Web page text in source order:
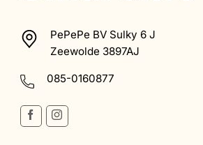
PePePe BV Sulky 6 J
Zeewolde 3897AJ
085-0160877